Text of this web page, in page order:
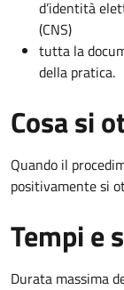
d’identità
(CNS)
tutta la
della pratica.
Cosa si
Quando il
positivamente si
Tempi e
Durata massima